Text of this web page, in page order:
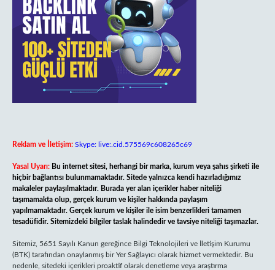
Reklam ve İletişim: Skype: live:.cid.575569c608265c69
Yasal Uyarı: Bu internet sitesi, herhangi bir marka, kurum veya şahıs şirketi ile
hiçbir bağlantısı bulunmamaktadır. Sitede yalnızca kendi hazırladığımız
makaleler paylaşılmaktadır. Burada yer alan içerikler haber niteliği
taşımamakta olup, gerçek kurum ve kişiler hakkında paylaşım
yapılmamaktadır. Gerçek kurum ve kişiler ile isim benzerlikleri tamamen
tesadüfidir. Sitemizdeki bilgiler taslak halindedir ve tavsiye niteliği taşımazlar.
Sitemiz, 5651 Sayılı Kanun gereğince Bilgi Teknolojileri ve İletişim Kurumu
(BTK) tarafından onaylanmış bir Yer Sağlayıcı olarak hizmet vermektedir. Bu
nedenle, sitedeki içerikleri proaktif olarak denetleme veya araştırma